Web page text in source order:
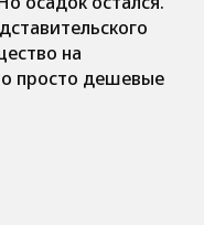
на
просто дешевые